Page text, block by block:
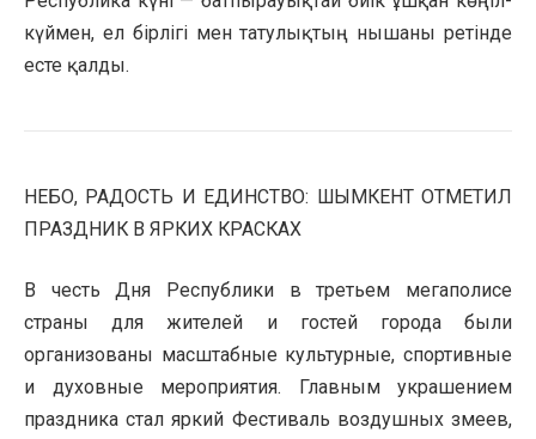
күймен, ел бірлігі мен татулықтың нышаны ретінде
есте қалды.
НЕБО, РАДОСТЬ И ЕДИНСТВО: ШЫМКЕНТ ОТМЕТИЛ
ПРАЗДНИК В ЯРКИХ КРАСКАХ
В честь Дня Республики в третьем мегаполисе
страны для жителей и гостей города были
организованы масштабные культурные, спортивные
и духовные мероприятия. Главным украшением
праздника стал яркий Фестиваль воздушных змеев,